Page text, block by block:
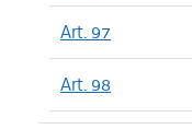
Art. 97
Art. 98